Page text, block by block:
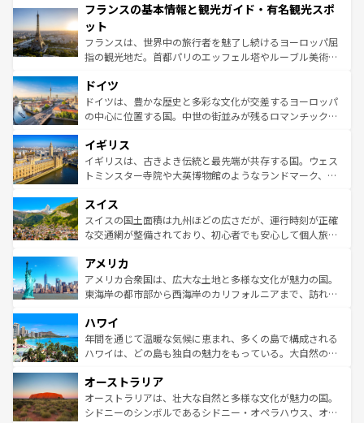
ませてくれるイタリアで、忘れられない旅をしてみよう！
なお、新着のイタリア情報は
しい。
文化が根付くこの国では、情熱的なフラメンコ、熱気あふ
れる闘牛、そして美味しいタパスが生活の一部となってい
る。首都マドリードの洗練された雰囲気や、バルセロナの
アートに溢れた街角から、地方では古代ローマ遺跡や中世
せる。地方によって風土や気候が異なるスペインはその個
性で訪れる人を魅了する。 なお、新着のスペイン情報は コ
ンテンツ一覧を参照してほしい。
フランスの基本情報と観光ガイド・有名観光スポ
ット
フランスは、世界中の旅行者を魅了し続けるヨーロッパ屈
指の観光地だ。首都パリのエッフェル塔やルーブル美術館
で、幅広い魅力が詰まっている。華麗な宮殿、歴史的な大
聖堂、美しいビーチ、そして豊かな自然が、訪れる者を心
から魅了する。また、フランスは美食の国としても知ら
いる。シャンパンの発祥地であるランス、プロヴァンスの
香り高いラベンダー畑など、多彩な楽しみ方が可能だ。さ
らに、パリ以外の地域にも魅力が溢れており、どの街角に
れる地方に足を運ぶとそれぞれで全く異なる文化を体験で
きるだろう。 なお、新着のフランス情報はコンテンツ一覧
を参照してほしい。
ドイツ
ドイツは、豊かな歴史と多彩な文化が交差するヨーロッパ
の中心に位置する国。中世の街並みが残るロマンチック街
顔を持つこの国は、どこを歩いても飽きることがない。ベ
ルリンの文化的活気、バイエルン州のアルプスの絶景、そ
してライン川沿いのワイン畑といった風景は必見。ビール
は、お酒好きな人にはぜひ体験してほしい。 なお、新着の
ドイツ情報はコンテンツ一覧を参照してほしい。
イギリス
イギリスは、古きよき伝統と最先端が共存する国。ウェス
トミンスター寺院や大英博物館のようなランドマーク、歴
リアごとに異なる魅力がある。また、優雅なアフタヌーン
ティー、ビール好きにはたまらない英国パブ、サッカー観
戦など、本場だからこそできる体験も豊富。イギリスを旅
ンツ一覧を参照してほしい。
スイス
スイスの国土面積は九州ほどの広さだが、運行時刻が正確
な交通網が整備されており、初心者でも安心して個人旅行
の建物がそのまま残る町や、スイスならではのユニークな
博物館もあり、アルプス観光だけでなく町歩きも満喫する
ことができる。国民の所得が高いため物価も高いが、旅行
ば市内交通費無料で観光を楽しむこともできる。 なお、新
着のスイス情報はコンテンツ一覧 を参照してほしい。
アメリカ
アメリカ合衆国は、広大な土地と多様な文化が魅力の国。
東海岸の都市部から西海岸のカリフォルニアまで、訪れる
のような巨大都市は、観光、ショッピング、エンターテイ
ンメントが詰まった刺激的なスポットだ。一方、アメリカ
西部には大自然が広がり、グランドキャニオンやイエロー
部のニューオーリンズでは、音楽と美食が融合した独特の
文化が魅力。旅行者はアメリカの各地域で異なる魅力を楽
しみながら、その多様性と豊かな歴史を感じることができ
ハワイ
年間を通じて温暖な気候に恵まれ、多くの島で構成される
ハワイは、どの島も独自の魅力をもっている。大自然の神
ワイ島は見逃せない。また、定番の観光地といえばオアフ
島だが、静かな自然を求めるならマウイ島やカウアイ島が
おすすめ。エメラルドグリーンに輝く海をはじめ、豊かな
オーストラリア
オーストラリアは、壮大な自然と多様な文化が魅力の国。
シドニーのシンボルであるシドニー・オペラハウス、オー